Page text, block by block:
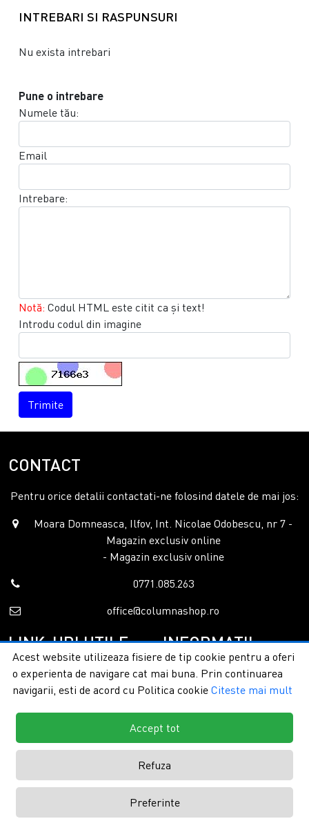
INTREBARI SI RASPUNSURI
Nu exista intrebari
Pune o intrebare
Numele tău:
Email
Intrebare:
Notă: Codul HTML este citit ca şi text!
Introdu codul din imagine
Trimite
CONTACT
Pentru orice detalii contactati-ne folosind datele de mai jos:
Moara Domneasca, Ilfov, Int. Nicolae Odobescu, nr 7 -
Magazin exclusiv online
- Magazin exclusiv online
0771.085.263
office@columnashop.ro
LINK-URI UTILE
Acasa
Despre noi
Formular retur
INFORMATII
Garantie si service
Detalii livrare
Termeni si conditii
Copyright © 2026 - ColumnaShop |
magazine online by ITeXclusiv.ro
Acest website utilizeaza fisiere de tip cookie pentru a oferi
o experienta de navigare cat mai buna. Prin continuarea
navigarii, esti de acord cu Politica cookie Citeste mai mult
Accept tot
Refuza
Preferinte